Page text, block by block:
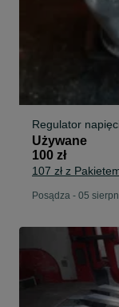
Regulator
Używane
100 zł
107 zł z
Posądza - 05